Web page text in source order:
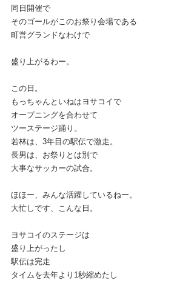
同日開催で
そのゴールがこのお祭り会場である
町営グランドなわけで
盛り上がるわー。
この日。
もっちゃんといねはヨサコイで
オープニングを合わせて
ツーステージ踊り。
若林は、3年目の駅伝で激走。
長男は、お祭りとは別で
大事なサッカーの試合。
ほほー、みんな活躍しているねー。
大忙しです、こんな日。
ヨサコイのステージは
盛り上がったし
駅伝は完走
タイムを去年より1秒縮めたし